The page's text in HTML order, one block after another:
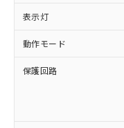
表示灯
動作モード
保護回路※1 対応状況
対応済み
非含有に対応